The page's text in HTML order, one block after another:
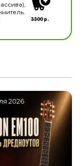
3300 р.
2026